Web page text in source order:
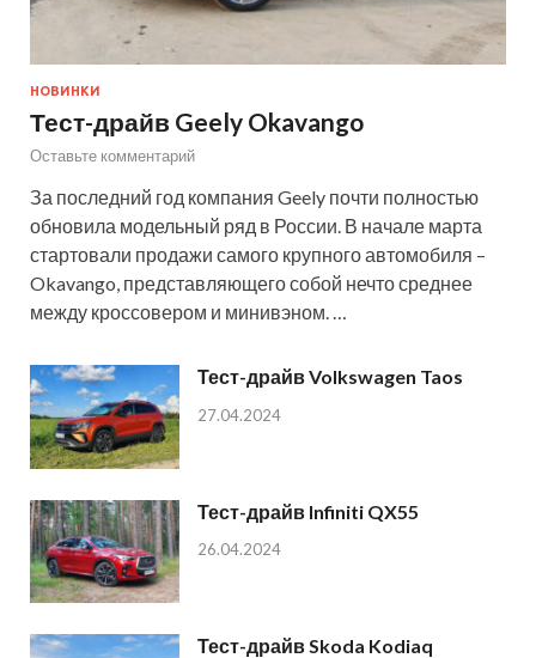
НОВИНКИ
Тест-драйв Geely Okavango
Оставьте комментарий
За последний год компания Geely почти полностью
обновила модельный ряд в России. В начале марта
стартовали продажи самого крупного автомобиля –
Okavango, представляющего собой нечто среднее
между кроссовером и минивэном. …
Тест-драйв Volkswagen Taos
27.04.2024
Тест-драйв Infiniti QX55
26.04.2024
Тест-драйв Skoda Kodiaq